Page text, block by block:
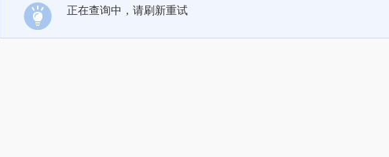
正在查询中，请刷新重试